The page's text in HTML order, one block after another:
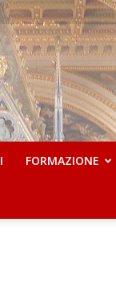
FORMAZIONE